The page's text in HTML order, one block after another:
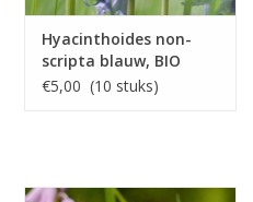
Hyacinthoides non-
scripta blauw, BIO
€5,00 (10 stuks)